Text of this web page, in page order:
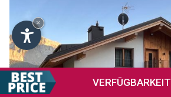
VERFÜGBARKEIT
×